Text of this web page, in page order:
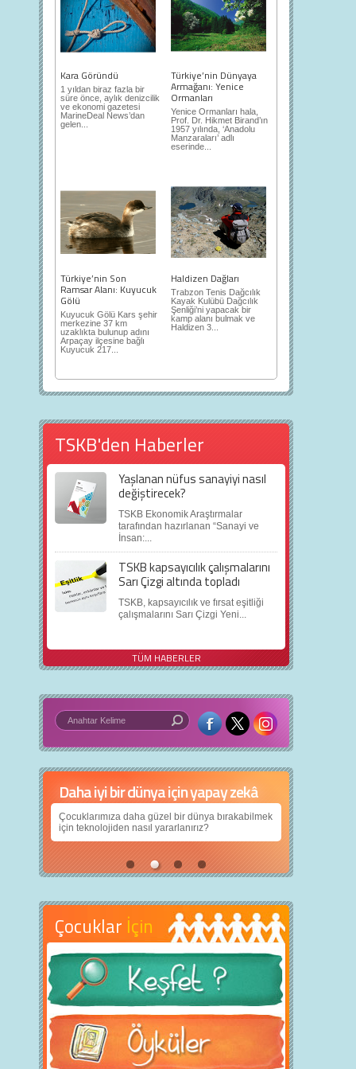
Kara Göründü
1 yıldan biraz fazla bir
süre önce, aylık denizcilik
ve ekonomi gazetesi
MarineDeal News’dan
gelen...
Türkiye’nin Dünyaya
Armağanı: Yenice
Ormanları
Yenice Ormanları hala,
Prof. Dr. Hikmet Birand’ın
1957 yılında, ‘Anadolu
Manzaraları’ adlı
eserinde...
Türkiye’nin Son
Ramsar Alanı: Kuyucuk
Gölü
Kuyucuk Gölü Kars şehir
merkezine 37 km
uzaklıkta bulunup adını
Arpaçay ilçesine bağlı
Kuyucuk 217...
Haldizen Dağları
Trabzon Tenis Dağcılık
Kayak Kulübü Dağcılık
Şenliği’ni yapacak bir
kamp alanı bulmak ve
Haldizen 3...
TSKB'den Haberler
Yaşlanan nüfus sanayiyi nasıl
değiştirecek?
TSKB Ekonomik Araştırmalar
tarafından hazırlanan “Sanayi ve
İnsan:...
TSKB kapsayıcılık çalışmalarını
Sarı Çizgi altında topladı
TSKB, kapsayıcılık ve fırsat eşitliği
çalışmalarını Sarı Çizgi Yeni...
TÜM HABERLER
Daha iyi bir dünya için yapay zekâ
Çocuklarımıza daha güzel bir dünya bırakabilmek
için teknolojiden nasıl yararlanırız?
Çocuklar İçin